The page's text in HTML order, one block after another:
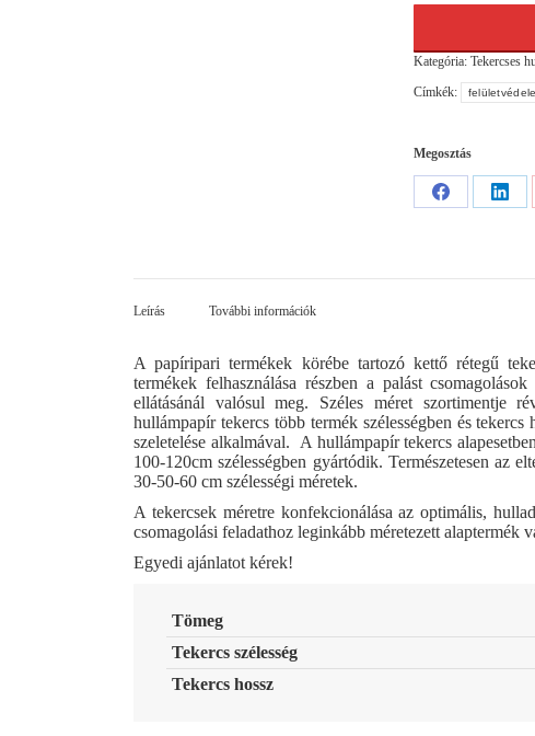
mennyiség
Kategória: Tekercses
Címkék:
Megosztás
Share
Leírás További információk
A papíripari termékek körébe tartozó kettő rétegű
termékek felhasználása részben a palást
ellátásánál valósul meg. Széles méret szortimentje
hullámpapír tekercs több termék szélességben és
szeletelése alkalmával. A hullámpapír tekercs
100-120cm szélességben gyártódik. Természetesen az
30-50-60 cm szélességi méretek.
A tekercsek méretre konfekcionálása az optimális,
csomagolási feladathoz leginkább méretezett alaptermék
Egyedi ajánlatot kérek!
Tömeg
Tekercs szélesség
Tekercs hossz